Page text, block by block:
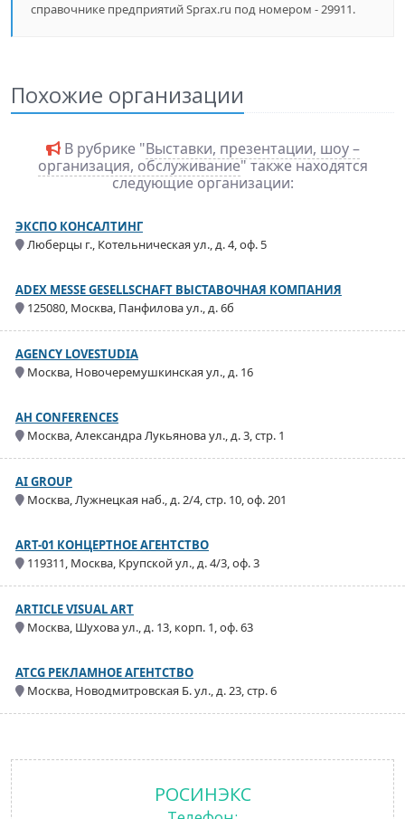
справочнике предприятий Sprax.ru под номером - 29911.
Похожие организации
В рубрике "Выставки, презентации, шоу –
организация, обслуживание" также находятся
следующие организации:
ЭКСПО КОНСАЛТИНГ
Люберцы г., Котельническая ул., д. 4, оф. 5
ADEX MESSE GESELLSCHAFT ВЫСТАВОЧНАЯ КОМПАНИЯ
125080, Москва, Панфилова ул., д. 6б
AGENCY LOVESTUDIA
Москва, Новочеремушкинская ул., д. 16
AH CONFERENCES
Москва, Александра Лукьянова ул., д. 3, стр. 1
AI GROUP
Москва, Лужнецкая наб., д. 2/4, стр. 10, оф. 201
ART-01 КОНЦЕРТНОЕ АГЕНТСТВО
119311, Москва, Крупской ул., д. 4/3, оф. 3
ARTICLE VISUAL ART
Москва, Шухова ул., д. 13, корп. 1, оф. 63
ATCG РЕКЛАМНОЕ АГЕНТСТВО
Москва, Новодмитровская Б. ул., д. 23, стр. 6
РОСИНЭКС